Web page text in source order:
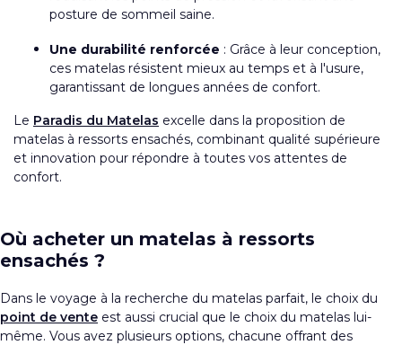
posture de sommeil saine.
Une durabilité renforcée : Grâce à leur conception,
ces matelas résistent mieux au temps et à l'usure,
garantissant de longues années de confort.
Le Paradis du Matelas excelle dans la proposition de
matelas à ressorts ensachés, combinant qualité supérieure
et innovation pour répondre à toutes vos attentes de
confort.
Où acheter un matelas à ressorts
ensachés ?
Dans le voyage à la recherche du matelas parfait, le choix du
point de vente est aussi crucial que le choix du matelas lui-
même. Vous avez plusieurs options, chacune offrant des